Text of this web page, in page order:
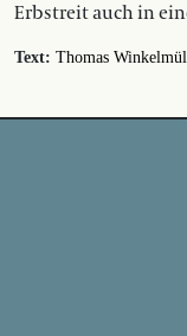
Erbstreit auch in
Text: Thomas